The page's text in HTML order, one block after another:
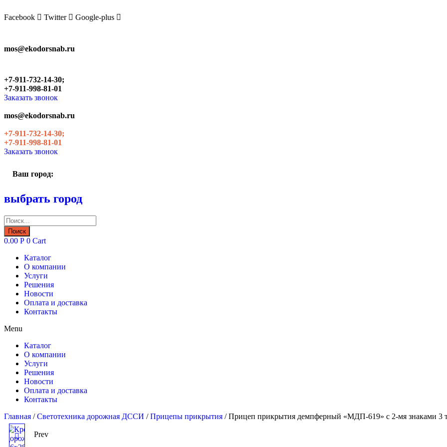
to
Facebook Twitter Google-plus
mos@ekodorsnab.ru
+7-911-732-14-30;
+7-911-998-81-01
Заказать звонок
mos@ekodorsnab.ru
+7-911-732-14-30;
+7-911-998-81-01
Заказать звонок
Ваш город:
выбрать город
Поиск
товаров
Поиск
0.00 Р 0 Cart
Каталог
О компании
Услуги
Решения
Новости
Оплата и доставка
Контакты
Menu
Каталог
О компании
Услуги
Решения
Новости
Оплата и доставка
Контакты
Главная /Светотехника дорожная ДССИ /Прицепы прикрытия / Прицеп прикрытия демпферный «МДП-619» с 2-мя знаками 3
Prev